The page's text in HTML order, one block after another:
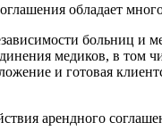
обладает
больниц
медиков, в том
и готовая
арендного